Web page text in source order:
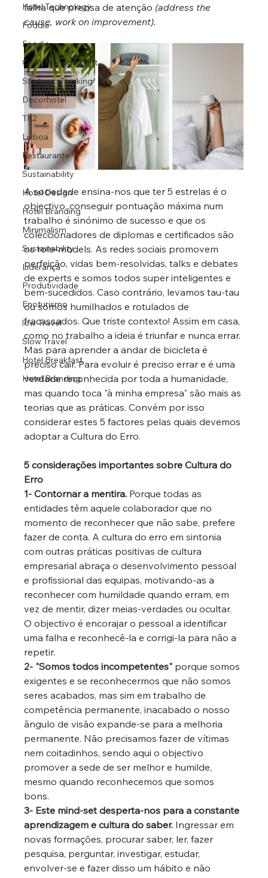
Hotel Technology
Foddie
Foodie
Crisis Management
Strategic Thinking
Decorhotel
Th2
Lisboa
Restaurante
Sustainability
Hotel Design
Hotel Branding
Minimalism
Sustainability
Liderança
Produtividade
Enoturismo
low Travel
Slow Travel
Hotel Breakfast
Hotel Branding
falha que precisa de atenção (address the
cause, work on improvement).
A sociedade ensina-nos que ter 5 estrelas é o
objectivo, conseguir pontuação máxima num
trabalho é sinónimo de sucesso e que os
coleccionadores de diplomas e certificados são
os role-models. As redes sociais promovem
perfeição, vidas bem-resolvidas, talks e debates
de experts e somos todos super inteligentes e
bem-sucedidos. Caso contrário, levamos tau-tau
ou somos humilhados e rotulados de
fracassados. Que triste contexto! Assim em casa,
como no trabalho a ideia é triunfar e nunca errar.
Mas para aprender a andar de bicicleta é
preciso cair. Para evoluir é preciso errar e é uma
verdade reconhecida por toda a humanidade,
mas quando toca "à minha empresa" são mais as
teorias que as práticas. Convém por isso
considerar estes 5 factores pelas quais devemos
adoptar a Cultura do Erro.
5 considerações importantes sobre Cultura do
Erro
1- Contornar a mentira. Porque todas as
entidades têm aquele colaborador que no
momento de reconhecer que não sabe, prefere
fazer de conta. A cultura do erro em sintonia
com outras práticas positivas de cultura
empresarial abraça o desenvolvimento pessoal
e profissional das equipas, motivando-as a
reconhecer com humildade quando erram, em
vez de mentir, dizer meias-verdades ou ocultar.
O objectivo é encorajar o pessoal a identificar
uma falha e reconhecê-la e corrigi-la para não a
repetir.
2- "Somos todos incompetentes" porque somos
exigentes e se reconhecermos que não somos
seres acabados, mas sim em trabalho de
competência permanente, inacabado o nosso
ângulo de visão expande-se para a melhoria
permanente. Não precisamos fazer de vítimas
nem coitadinhos, sendo aqui o objectivo
promover a sede de ser melhor e humilde,
mesmo quando reconhecemos que somos
bons.
3- Este mind-set desperta-nos para a constante
aprendizagem e cultura do saber. Ingressar em
novas formações, procurar saber, ler, fazer
pesquisa, perguntar, investigar, estudar,
envolver-se e fazer disso um hábito e não